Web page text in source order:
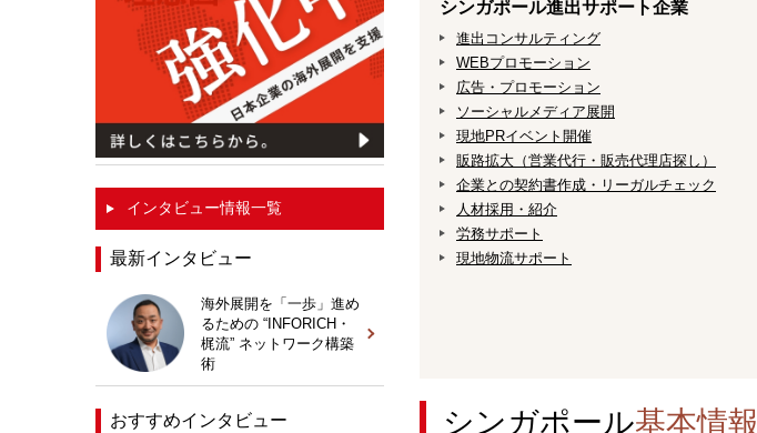
シンガポール進出サポート企業
進出コンサルティング
WEBプロモーション
広告・プロモーション
ソーシャルメディア展開
現地PRイベント開催
販路拡大（営業代行・販売代理店探し）
企業との契約書作成・リーガルチェック
人材採用・紹介
労務サポート
現地物流サポート
シンガポール基本情報
インタビュー情報一覧
最新インタビュー
海外展開を「一歩」進め
るための “INFORICH・
梶流” ネットワーク構築
術
おすすめインタビュー